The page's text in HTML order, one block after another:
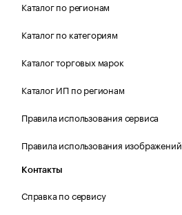
Каталог по регионам
Каталог по категориям
Каталог торговых марок
Каталог ИП по регионам
Правила использования сервиса
Правила использования изображений
Контакты
Справка по сервису